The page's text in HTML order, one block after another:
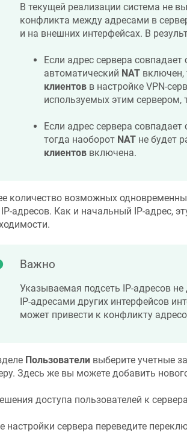
В текущей реализации система не
конфликта между адресами в
и на внешних интерфейсах. В
Если адрес сервера
автоматический NATвключен,
клиентовв настройке VPN-
используемых этим сервером,
Если адрес сервера совпадает
тогда наоборот NATне будет
клиентоввключена.
количество возможных
адресов. Как и начальный IP-адрес,
Важно
Указываемая подсеть IP-адресов
IP-адресами других интерфейсов
может привести к конфликту
Пользователивыберите учетные
Здесь же вы можете добавить
доступа пользователей к
настройки сервера переведите